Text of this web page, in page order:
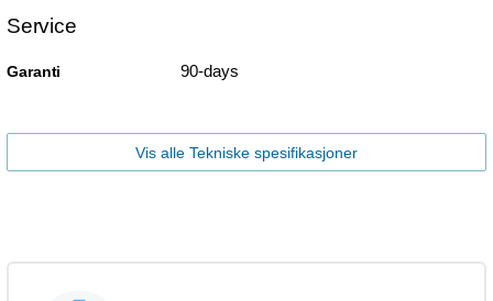
Service
Garanti 90-days
Vis alle Tekniske spesifikasjoner